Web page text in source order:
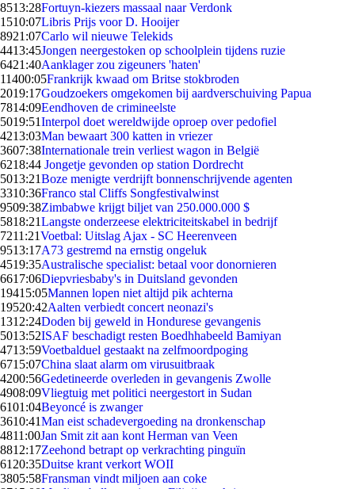
8513:28Fortuyn-kiezers massaal naar Verdonk
1510:07Libris Prijs voor D. Hooijer
8921:07Carlo wil nieuwe Telekids
4413:45Jongen neergestoken op schoolplein tijdens ruzie
6421:40Aanklager zou zigeuners 'haten'
11400:05Frankrijk kwaad om Britse stokbroden
2019:17Goudzoekers omgekomen bij aardverschuiving Papua
7814:09Eendhoven de crimineelste
5019:51Interpol doet wereldwijde oproep over pedofiel
4213:03Man bewaart 300 katten in vriezer
3607:38Internationale trein verliest wagon in België
6218:44 Jongetje gevonden op station Dordrecht
5013:21Boze menigte verdrijft bonnenschrijvende agenten
3310:36Franco stal Cliffs Songfestivalwinst
9509:38Zimbabwe krijgt biljet van 250.000.000 $
5818:21Langste onderzeese elektriciteitskabel in bedrijf
7211:21Voetbal: Uitslag Ajax - SC Heerenveen
9513:17A73 gestremd na ernstig ongeluk
4519:35Australische specialist: betaal voor donornieren
6617:06Diepvriesbaby's in Duitsland gevonden
19415:05Mannen lopen niet altijd pik achterna
19520:42Aalten verbiedt concert neonazi's
1312:24Doden bij geweld in Hondurese gevangenis
5013:52ISAF beschadigt resten Boedhhabeeld Bamiyan
4713:59Voetbalduel gestaakt na zelfmoordpoging
6715:07China slaat alarm om virusuitbraak
4200:56Gedetineerde overleden in gevangenis Zwolle
4908:09Vliegtuig met politici neergestort in Sudan
6101:04Beyoncé is zwanger
3610:41Man eist schadevergoeding na dronkenschap
4811:00Jan Smit zit aan kont Herman van Veen
8812:17Zeehond betrapt op verkrachting pinguïn
61 20:35Duitse krant verkort WOII
3805:58Fransman vindt miljoen aan coke